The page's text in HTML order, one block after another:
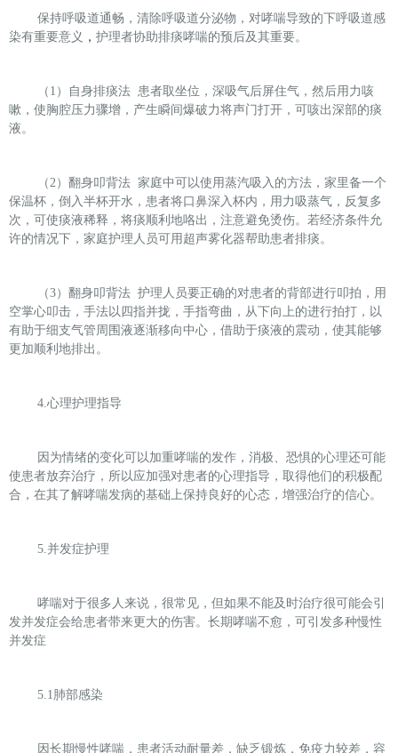
保持呼吸道通畅，清除呼吸道分泌物，对哮喘导致的下呼吸道感
染有重要意义 ， 护理者协助排痰哮喘的预后及其重要。
（ 1 ）自身排痰法 患者取坐位，深吸气后屏住气，然后用力咳
嗽，使胸腔压力骤增，产生瞬间爆破力将声门打开，可咳出深部的痰
液。
（2）翻身叩背法 家庭中可以使用蒸汽吸入的方法，家里备一个
保温杯，倒入半杯开水，患者将口鼻深入杯内，用力吸蒸气，反复多
次，可使痰液稀释，将痰顺利地咯出，注意避免烫伤。若经济条件允
许的情况下，家庭护理人员可用超声雾化器帮助患者排痰。
（3）翻身叩背法 护理人员要正确的对患者的背部进行叩拍，用
空掌心叩击，手法以四指并拢，手指弯曲，从下向上的进行拍打，以
有助于细支气管周围液逐渐移向中心，借助于痰液的震动，使其能够
更加顺利地排出。
4.心理护理指导
因为情绪的变化可以加重哮喘的发作，消极、恐惧的心理还可能
使患者放弃治疗，所以应加强对患者的心理指导，取得他们的积极配
合，在其了解哮喘发病的基础上保持良好的心态，增强治疗的信心。
5.并发症护理
哮喘对于很多人来说，很常见，但如果不能及时治疗很可能会引
发并发症会给患者带来更大的伤害。长期哮喘不愈，可引发多种慢性
并发症
5.1肺部感染
因长期慢性哮喘，患者活动耐量差，缺乏锻炼，免疫力较差，容